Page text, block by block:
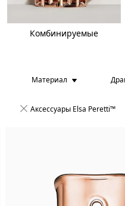
Комбинируемые
Материал
Аксессуары Elsa Peretti™